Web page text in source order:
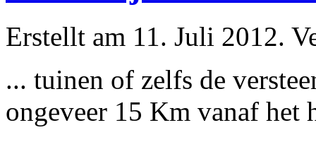
Erstellt am 11. Juli 2012.
... tuinen of zelfs de
ongeveer 15 Km vanaf